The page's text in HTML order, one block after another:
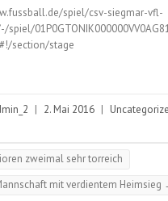
spiel/csv-siegmar-vfl-
spiel/
section/stage
| 2. Mai 2016 |
zweimal sehr torreich
mit verdientem Heimsieg